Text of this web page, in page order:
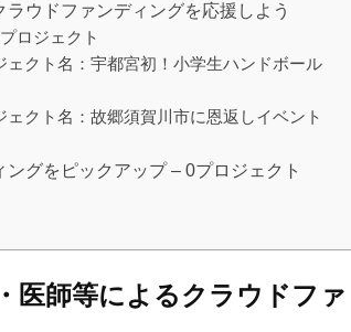
ウドファンディングを応援しよう
ロジェクト
クト名：宇都宮初！小学生ハンドボール
クト名：故郷須賀川市に恩返しイベント
グをピックアップ – 0プロジェクト
医師等によるクラウドファ